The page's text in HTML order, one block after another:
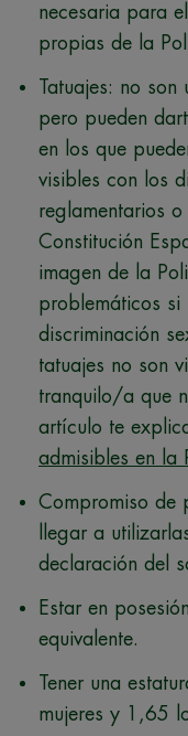
necesaria para
propias de la
Tatuajes: no son
pero pueden
en los que
visibles con los
reglamentarios
Constitución
imagen de la
problemáticos
discriminación
tatuajes no son
tranquilo/a que
artículo te
admisibles en la
Compromiso de
llegar a
declaración del
Estar en
equivalente.
Tener una
mujeres y 1,65